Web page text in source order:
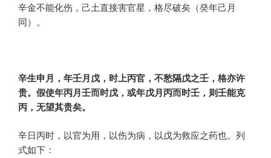
辛金不能化伤，己土直接害官星，格尽破矣（癸年己月
同）。
辛生申月，年壬月戊，时上丙官，不愁隔戊之壬，格亦许
贵。假使年丙月壬而时戊，或年戊月丙而时壬，则壬能克
丙，无望其贵矣。
辛日丙时，以官为用，以伤为病，以戊为救应之药也。列
式如下：